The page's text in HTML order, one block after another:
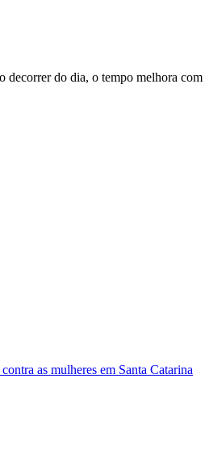
do dia, o tempo melhora